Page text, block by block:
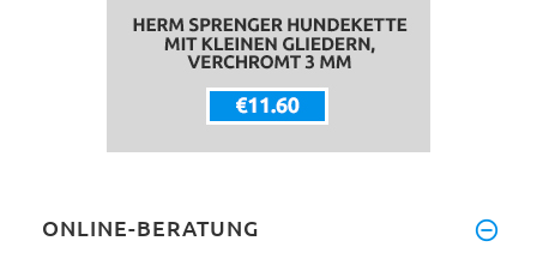
ONLINE-BERATUNG